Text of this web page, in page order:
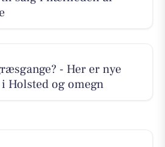
- Her er nye
Holsted og omegn